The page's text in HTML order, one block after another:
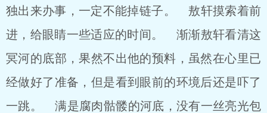
独出来办事，一定不能掉链子。 敖轩摸索着前
进，给眼睛一些适应的时间。 渐渐敖轩看清这
冥河的底部，果然不出他的预料，虽然在心里已
经做好了准备，但是看到眼前的环境后还是吓了
一跳。 满是腐肉骷髅的河底，没有一丝亮光包